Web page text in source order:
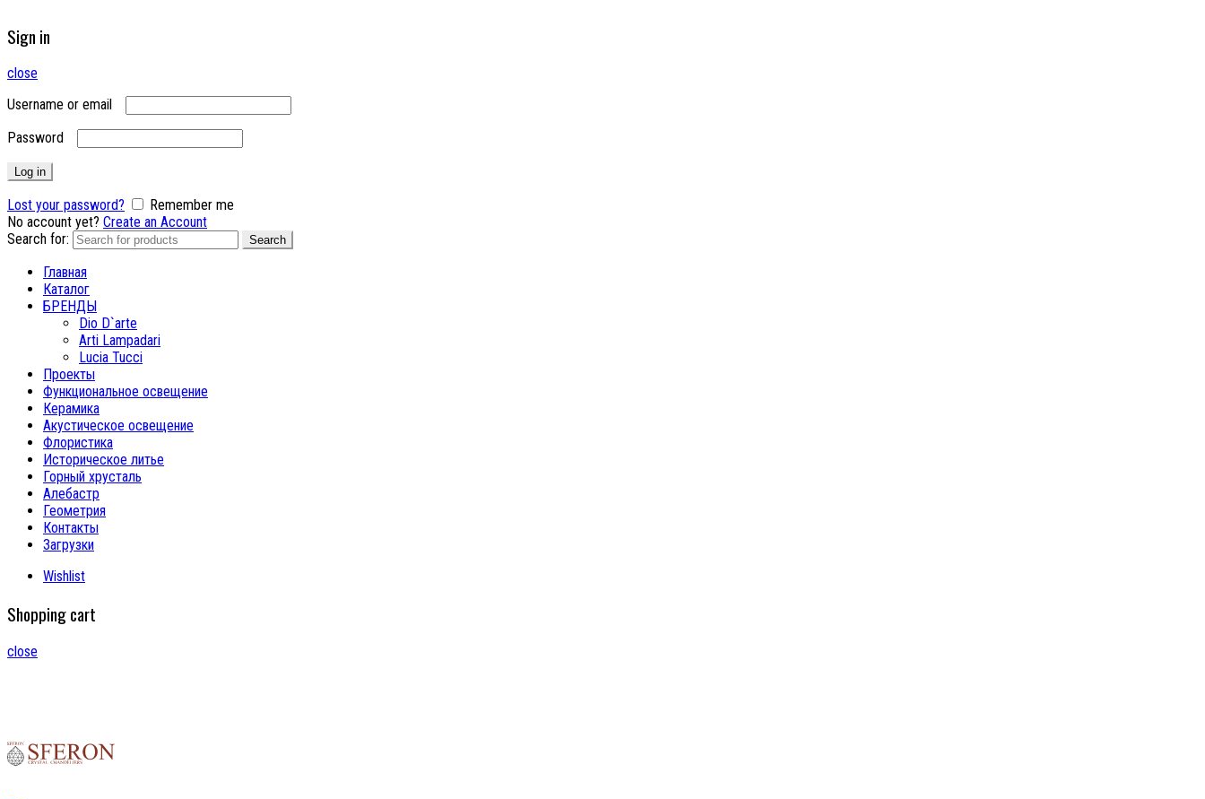
Sign in
close
Username or email
Password
Log in
Lost your password?
Remember me
No account yet? Create an Account
Search for:
Search
Главная
Каталог
БРЕНДЫ
Dio D`arte
Arti Lampadari
Lucia Tucci
Проекты
Функциональное освещение
Керамика
Акустическое освещение
Флористика
Историческое литье
Горный хрусталь
Алебастр
Геометрия
Контакты
Загрузки
Wishlist
Shopping cart
close